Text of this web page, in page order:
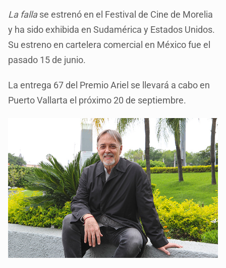
La fallase estrenó en el Festival de Cine de Morelia
y ha sido exhibida en Sudamérica y Estados Unidos.
Su estreno en cartelera comercial en México fue el
pasado 15 de junio.
La entrega 67 del Premio Ariel se llevará a cabo en
Puerto Vallarta el próximo 20 de septiembre.